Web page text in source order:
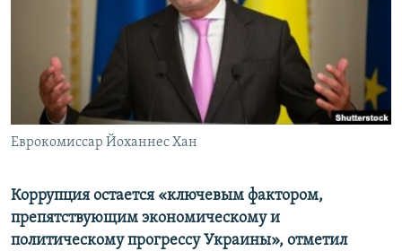
ПОБЕДИТЕЛЕЙ НЕ СУДЯТ?
КРЫМ.НЕПОКОРЕННЫЙ
ELIFBE
УКРАИНСКАЯ ПРОБЛЕМА КРЫМА
ПРИСОЕДИНЯЙТЕСЬ!
Все сайты RFE/RL
Еврокомиссар Йоханнес Хан
Коррупция остается «ключевым фактором,
препятствующим экономическому и
политическому прогрессу Украины», отметил